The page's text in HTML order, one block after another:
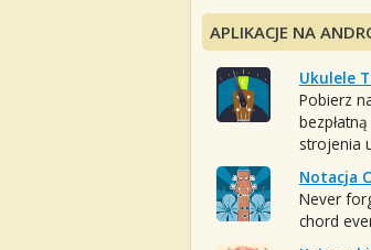
APLIKACJE NA
Ukulele
Pobierz
strojenia
Notacja
Never
chord